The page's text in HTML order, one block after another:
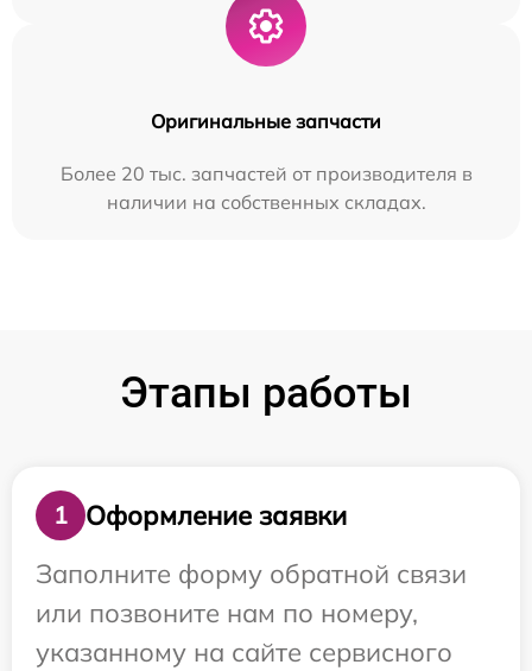
Оригинальные запчасти
Более 20 тыс. запчастей от производителя в
наличии на собственных складах.
Этапы работы
1
Оформление заявки
Заполните форму обратной связи
или позвоните нам по номеру,
указанному на сайте сервисного